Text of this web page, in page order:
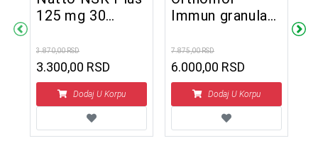
125 mg 30
3.870,00 RSD
3.300,00 RSD
Dodaj U Korpu
Immun granulat
7.875,00 RSD
6.000,00 RSD
Dodaj U Korpu